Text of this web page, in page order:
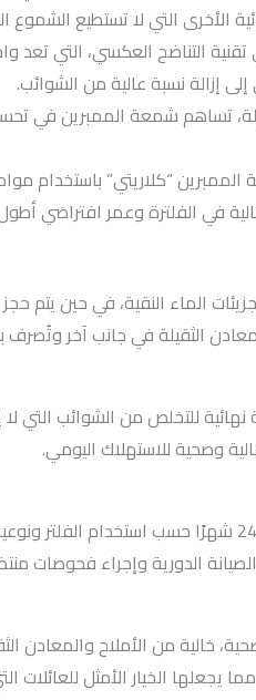
الأخرى التي لا تستطيع الشموع
التناضح العكسي، التي تعد
إزالة نسبة عالية من الشوائب.
تساهم شمعة الممبرين في
“كلاريتي” باستخدام
في الفلترة وعمر افتراضي
الماء النقية، في حين يتم حجز
الثقيلة في جانب آخر وتُصرف
للتخلص من الشوائب التي
وصحية للاستهلاك اليومي.
لتضمن كفاءة شمعة الممبرين في الفلترة، ينصح بتغييرها كل
الدورية وإجراء فحوصات
خالية من الأملاح والمعادن
الخيار الأمثل للعائلات